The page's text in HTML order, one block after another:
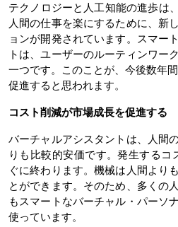
テクノロジーと人工知能の進歩は
人間の仕事を楽にするために、新
ョンが開発されています。スマー
トは、ユーザーのルーティンワー
一つです。このことが、今後数年
促進すると思われます。
コスト削減が市場成長を促進する
バーチャルアシスタントは、人間
りも比較的安価です。発生するコ
ぐに終わります。機械は人間より
とができます。そのため、多くの
もスマートなバーチャル・パーソ
使っています。